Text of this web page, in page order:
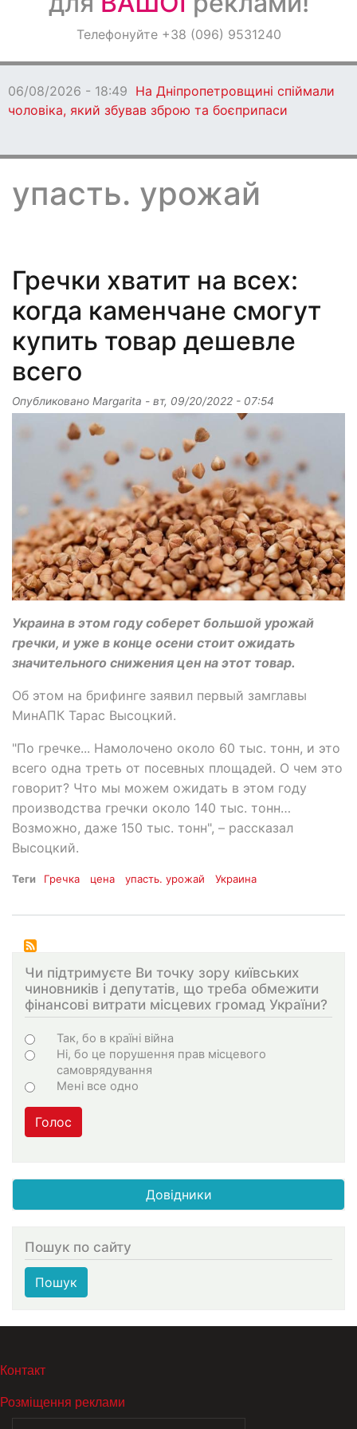
ОголошенняТелефонуйте +38 (096) 9531240
06/08/2026 - 18:49 На Дніпропетровщині спіймали
чоловіка, який збував зброю та боєприпаси
упасть. урожай
Гречки хватит на всех:
когда каменчане смогут
купить товар дешевле
всего
Опубликовано Margarita - вт, 09/20/2022 - 07:54
Украина в этом году соберет большой урожай
гречки, и уже в конце осени стоит ожидать
значительного снижения цен на этот товар.
Об этом на брифинге заявил первый замглавы
МинАПК Тарас Высоцкий.
"По гречке... Намолочено около 60 тыс. тонн, и это
всего одна треть от посевных площадей. О чем это
говорит? Что мы можем ожидать в этом году
производства гречки около 140 тыс. тонн…
Возможно, даже 150 тыс. тонн", – рассказал
Высоцкий.
Теги Гречка цена упасть. урожай Украина
Чи підтримуєте Ви точку зору київських
чиновників і депутатів, що треба обмежити
фінансові витрати місцевих громад України?
Choices
Так, бо в країні війна
Ні, бо це порушення прав місцевого
самоврядування
Мені все одно
Голос
Довідники
Пошук по сайту
Пошук
МЕНЮ В ПОДВАЛЕ
Контакт
Розміщення реклами